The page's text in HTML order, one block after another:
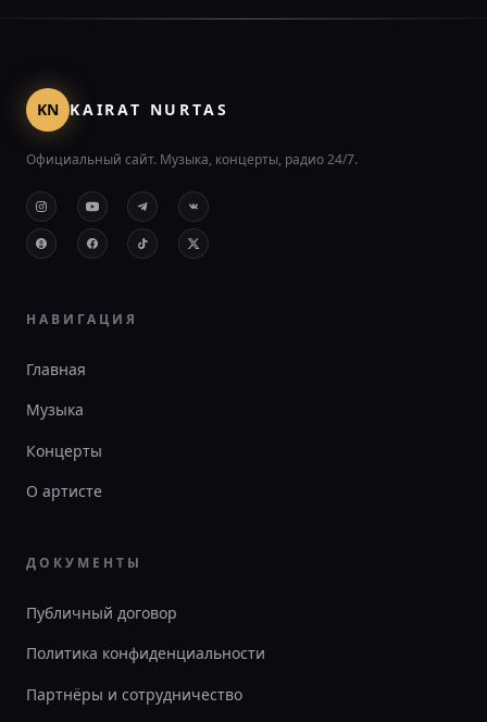
KN KAIRAT NURTAS
Официальный сайт. Музыка, концерты, радио 24/7.
НАВИГАЦИЯ
Главная
Музыка
Концерты
О артисте
ДОКУМЕНТЫ
Публичный договор
Политика конфиденциальности
Партнёры и сотрудничество